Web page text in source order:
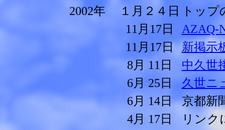
2002年
１月２４日
トップ
11月17日
AZAQ-
11月17日
新掲示
8月 11日
中久世
6月 25日
久世ニ
6月 14日
京都新
4月 17日
リンク